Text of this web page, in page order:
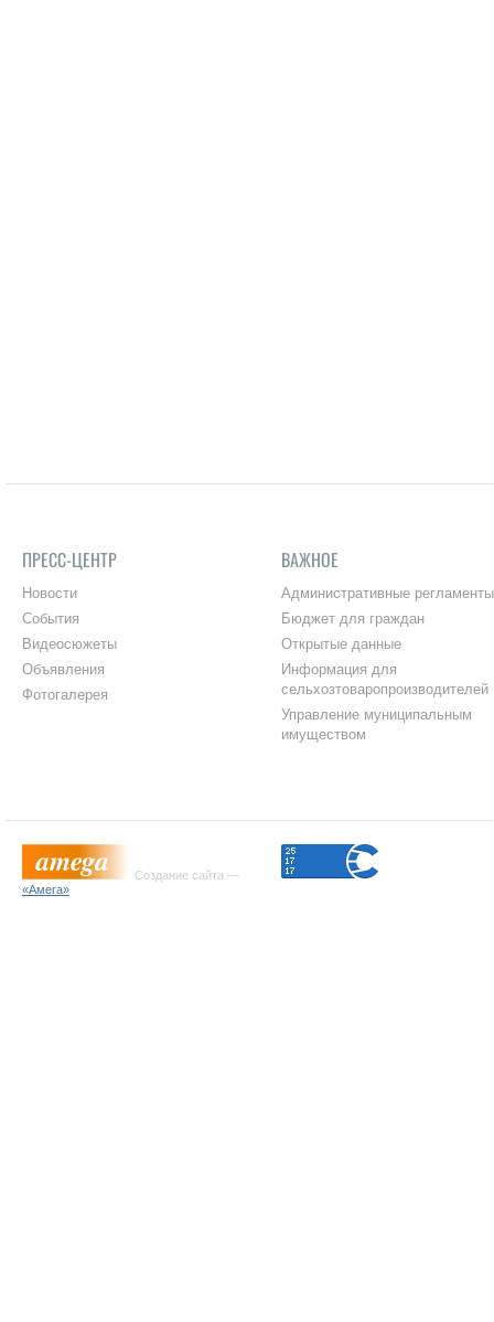
ПРЕСС-ЦЕНТР
Новости
События
Видеосюжеты
Объявления
Фотогалерея
ВАЖНОЕ
Административные регламенты
Бюджет для граждан
Открытые данные
Информация для
сельхозтоваропроизводителей
Управление муниципальным
имуществом
Создание сайта —
«Амега»